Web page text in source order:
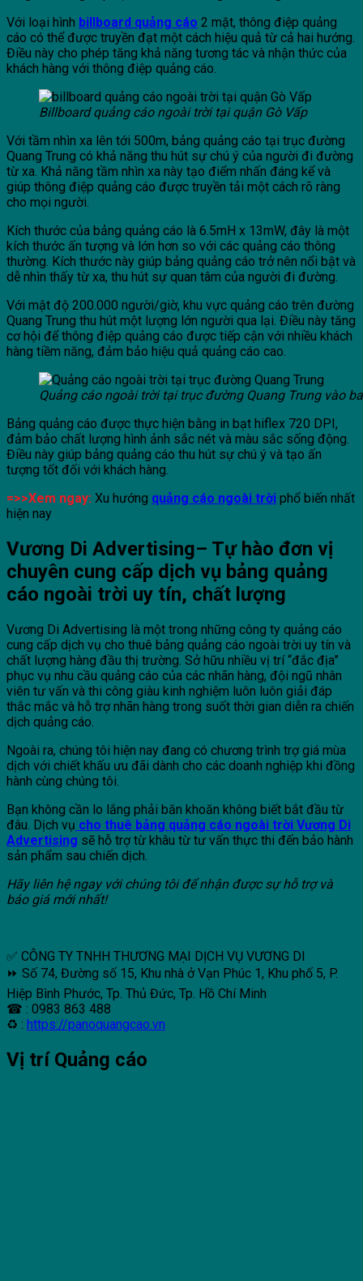
Với loại hình billboard quảng cáo 2 mặt, thông điệp quảng
cáo có thể được truyền đạt một cách hiệu quả từ cả hai hướng.
Điều này cho phép tăng khả năng tương tác và nhận thức của
khách hàng với thông điệp quảng cáo.
Billboard quảng cáo ngoài trời tại quận Gò Vấp
Với tầm nhìn xa lên tới 500m, bảng quảng cáo tại trục đường
Quang Trung có khả năng thu hút sự chú ý của người đi đường
từ xa. Khả năng tầm nhìn xa này tạo điểm nhấn đáng kể và
giúp thông điệp quảng cáo được truyền tải một cách rõ ràng
cho mọi người.
Kích thước của bảng quảng cáo là 6.5mH x 13mW, đây là một
kích thước ấn tượng và lớn hơn so với các quảng cáo thông
thường. Kích thước này giúp bảng quảng cáo trở nên nổi bật và
dễ nhìn thấy từ xa, thu hút sự quan tâm của người đi đường.
Với mật độ 200.000 người/giờ, khu vực quảng cáo trên đường
Quang Trung thu hút một lượng lớn người qua lại. Điều này tăng
cơ hội để thông điệp quảng cáo được tiếp cận với nhiều khách
hàng tiềm năng, đảm bảo hiệu quả quảng cáo cao.
Quảng cáo ngoài trời tại trục đường Quang Trung vào
Bảng quảng cáo được thực hiện bằng in bạt hiflex 720 DPI,
đảm bảo chất lượng hình ảnh sắc nét và màu sắc sống động.
Điều này giúp bảng quảng cáo thu hút sự chú ý và tạo ấn
tượng tốt đối với khách hàng.
=>>Xem ngay: Xu hướng quảng cáo ngoài trời phổ biến nhất
hiện nay
Vương Di Advertising– Tự hào đơn vị
chuyên cung cấp dịch vụ bảng quảng
cáo ngoài trời uy tín, chất lượng
Vương Di Advertising là một trong những công ty quảng cáo
cung cấp dịch vụ cho thuê bảng quảng cáo ngoài trời uy tín và
chất lượng hàng đầu thị trường. Sở hữu nhiều vị trí “đắc địa”
phục vụ nhu cầu quảng cáo của các nhãn hàng, đội ngũ nhân
viên tư vấn và thi công giàu kinh nghiệm luôn luôn giải đáp
thắc mắc và hỗ trợ nhãn hàng trong suốt thời gian diễn ra chiến
dịch quảng cáo.
Ngoài ra, chúng tôi hiện nay đang có chương trình trợ giá mùa
dịch với chiết khấu ưu đãi dành cho các doanh nghiệp khi đồng
hành cùng chúng tôi.
Bạn không cần lo lắng phải băn khoăn không biết bắt đầu từ
đâu. Dịch vụ cho thuê bảng quảng cáo ngoài trời Vương Di
Advertising sẽ hỗ trợ từ khâu từ tư vấn thực thi đến bảo hành
sản phẩm sau chiến dịch.
Hãy liên hệ ngay với chúng tôi để nhận được sự hỗ trợ và
báo giá mới nhất!
✅ CÔNG TY TNHH THƯƠNG MẠI DỊCH VỤ VƯƠNG DI
⏩ Số 74, Đường số 15, Khu nhà ở Vạn Phúc 1, Khu phố 5, P.
Hiệp Bình Phước, Tp. Thủ Đức, Tp. Hồ Chí Minh
☎ : 0983 863 488
♻ : https://panoquangcao.vn
Vị trí Quảng cáo